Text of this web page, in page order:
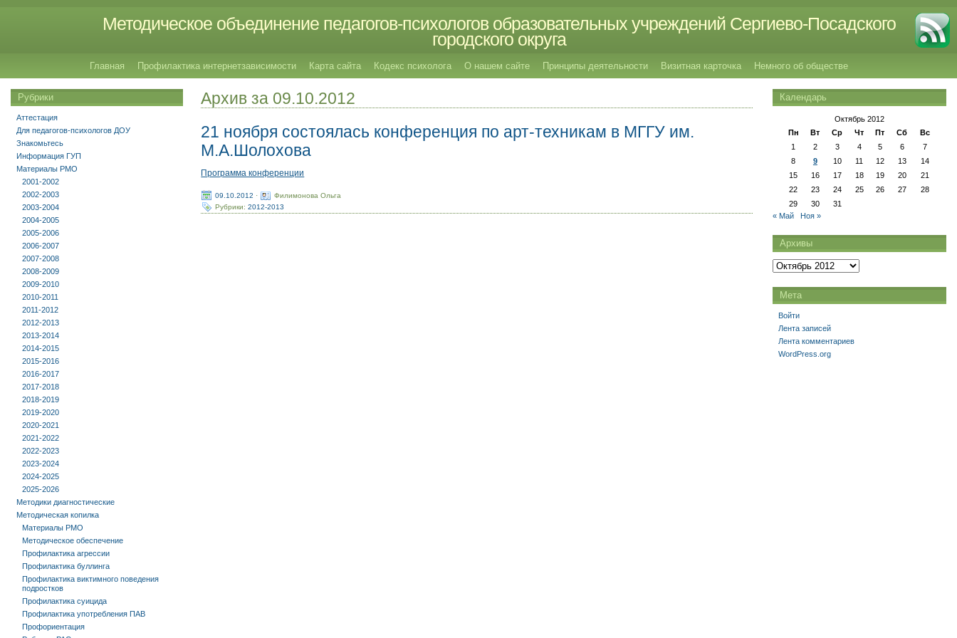
Методическое объединение педагогов-психологов образовательных учреждений Сергиево-Посадского
городского округа
Главная Профилактика интернетзависимости Карта сайта Кодекс психолога О нашем сайте Принципы деятельности Визитная карточка Немного об обществе
Архив за 09.10.2012
21 ноября состоялась конференция по арт-техникам в МГГУ им.
М.А.Шолохова
Программа конференции
09.10.2012 ·
Филимонова Ольга
Рубрики:2012-2013
Календарь
Октябрь 2012
Пн
Вт Ср Чт Пт Сб
Вс
1
2 3 4 5 6
7
8
9 10 11 12 13
14
15
16 17 18 19 20
21
22
23 24 25 26 27
28
29
30
31
« Май
Ноя »
Архивы
Архивы
Мета
Войти
Лента записей
Лента комментариев
WordPress.org
Рубрики
Аттестация
Для педагогов-психологов ДОУ
Знакомьтесь
Информация ГУП
Материалы РМО
2001-2002
2002-2003
2003-2004
2004-2005
2005-2006
2006-2007
2007-2008
2008-2009
2009-2010
2010-2011
2011-2012
2012-2013
2013-2014
2014-2015
2015-2016
2016-2017
2017-2018
2018-2019
2019-2020
2020-2021
2021-2022
2022-2023
2023-2024
2024-2025
2025-2026
Методики диагностические
Методическая копилка
Материалы РМО
Методическое обеспечение
Профилактика агрессии
Профилактика буллинга
Профилактика виктимного поведения
подростков
Профилактика суицида
Профилактика употребления ПАВ
Профориентация